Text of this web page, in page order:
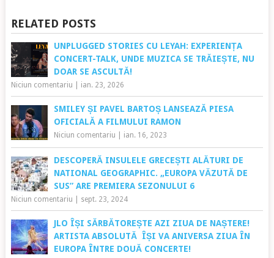
RELATED POSTS
UNPLUGGED STORIES CU LEYAH: EXPERIENȚA
CONCERT-TALK, UNDE MUZICA SE TRĂIEȘTE, NU
DOAR SE ASCULTĂ!
Niciun comentariu ian. 23, 2026
SMILEY ȘI PAVEL BARTOȘ LANSEAZĂ PIESA
OFICIALĂ A FILMULUI RAMON
Niciun comentariu ian. 16, 2023
DESCOPERĂ INSULELE GRECEȘTI ALĂTURI DE
NATIONAL GEOGRAPHIC. „EUROPA VĂZUTĂ DE
SUS” ARE PREMIERA SEZONULUI 6
Niciun comentariu sept. 23, 2024
JLO ÎȘI SĂRBĂTOREȘTE AZI ZIUA DE NAȘTERE!
ARTISTA ABSOLUTĂ ÎȘI VA ANIVERSA ZIUA ÎN
EUROPA ÎNTRE DOUĂ CONCERTE!